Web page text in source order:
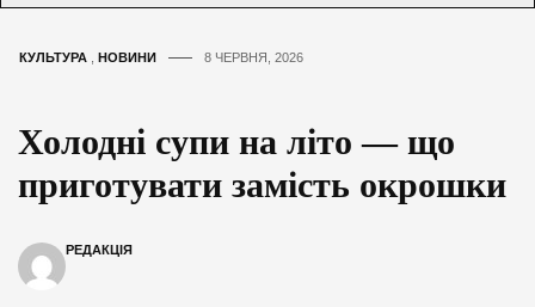
КУЛЬТУРА НОВИНИ 8 ЧЕРВНЯ, 2026
Холодні супи на літо — що
приготувати замість окрошки
РЕДАКЦІЯ